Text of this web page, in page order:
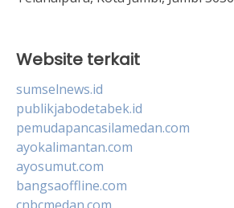
Website terkait
sumselnews.id
publikjabodetabek.id
pemudapancasilamedan.com
ayokalimantan.com
ayosumut.com
bangsaoffline.com